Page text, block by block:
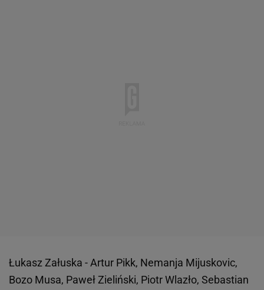
Łukasz Załuska - Artur Pikk, Nemanja Mijuskovic,
Bozo Musa, Paweł Zieliński, Piotr Wlazło, Sebastian